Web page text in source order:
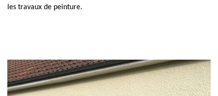
les travaux de peinture.